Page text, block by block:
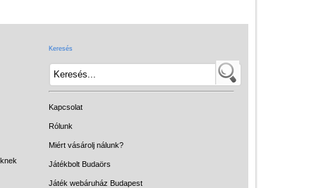
Keresés
Kapcsolat
Rólunk
Miért vásárolj nálunk?
Játékbolt Budaörs
Játék webáruház Budapest
Intelligens gyurma